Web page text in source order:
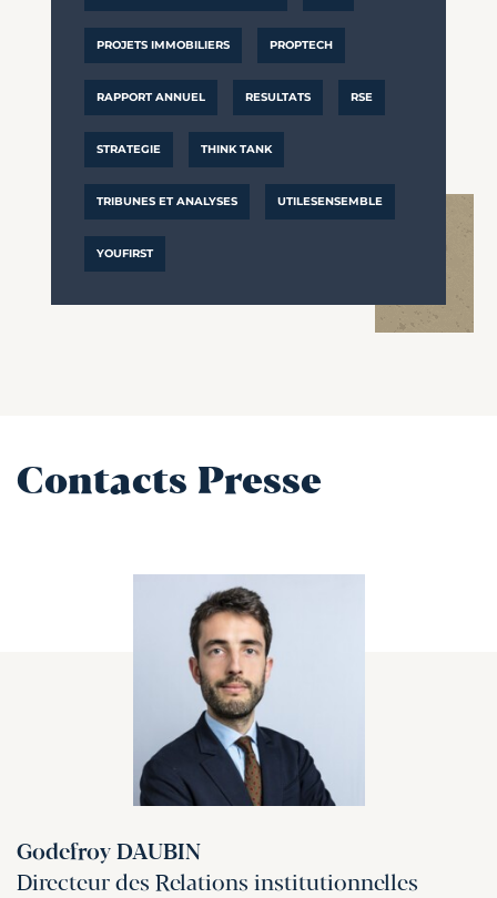
PROJETS IMMOBILIERS PROPTECH
RAPPORT ANNUEL RESULTATS RSE
STRATEGIE THINK TANK
TRIBUNES ET ANALYSES UTILESENSEMBLE
YOUFIRST
Contacts Presse
Godefroy DAUBIN
Directeur des Relations institutionnelles